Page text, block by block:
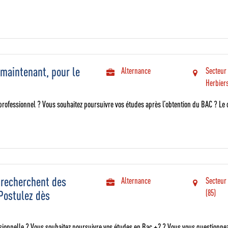
pour le Alternance
? Vous souhaitez poursuivre vos études après l’obtention du BAC ?
des
dès
Alternance
(85)